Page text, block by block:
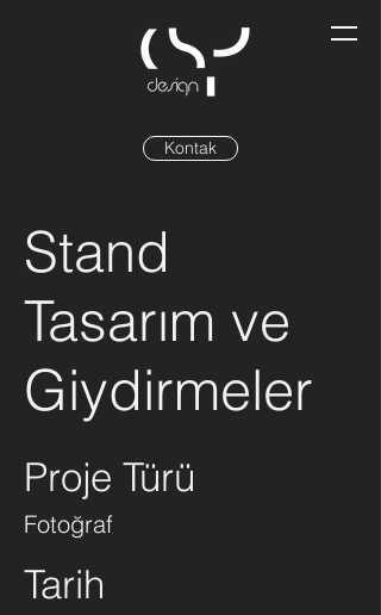
Kontak
Stand
Tasarım ve
Giydirmeler
Proje Türü
Fotoğraf
Tarih